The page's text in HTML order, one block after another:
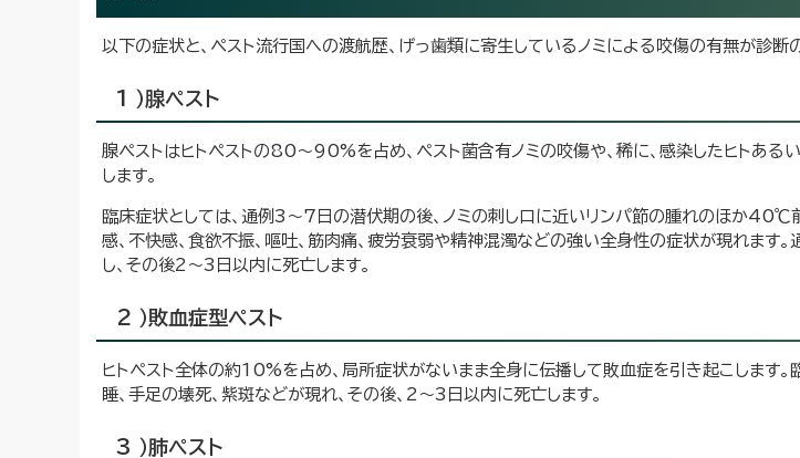
以下の症状と、ペスト流行国への渡航歴、げっ歯類に寄生しているノミによる咬傷の有無が診断
1 ）腺ペスト
腺ペストはヒトペストの80～90%を占め、ペスト菌含有ノミの咬傷や、稀に、感染したヒトある
します。
臨床症状としては、通例3～7日の潜伏期の後、ノミの刺し口に近いリンパ節の腫れのほか40℃
感、不快感、食欲不振、嘔吐、筋肉痛、疲労衰弱や精神混濁などの強い全身性の症状が現れます
し、その後2～3日以内に死亡します。
2 ）敗血症型ペスト
ヒトペスト全体の約10%を占め、局所症状がないまま全身に伝播して敗血症を引き起こします。
睡、手足の壊死、紫斑などが現れ、その後、2～3日以内に死亡します。
3 ）肺ペスト